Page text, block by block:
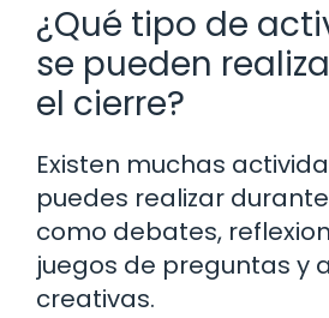
¿Qué tipo de
se pueden
el cierre?
Existen muchas
puedes realizar
como debates,
juegos de preguntas y
creativas.